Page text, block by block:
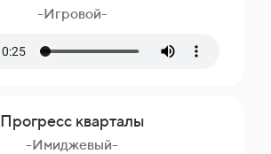
-Игровой-
Прогресс кварталы
-Имиджевый-